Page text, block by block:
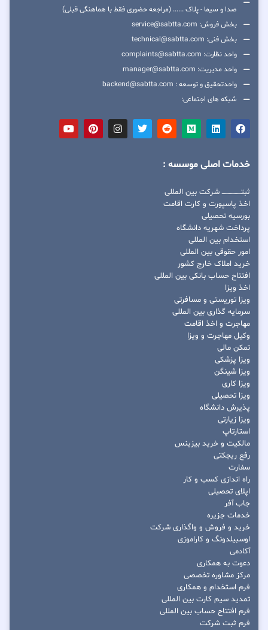
صدا و سیما - پلاک ...... (مراجعه حضوری فقط با هماهنگی قبلی)
بخش فروش: service@sabtta.com
بخش فنی: technical@sabtta.com
واحد نظارت: complaints@sabtta.com
واحد مدیریت: manager@sabtta.com
واحدتحقیق و توسعه : backend@sabtta.com
شبکه های اجتماعی:
خدمات اصلی موسسه :
ثبتــــــــــــــــ شرکت بین المللی
اخذ پاسپورت و کارت اقامت
بورسیه تحصیلی
پرداخت شهریه دانشگاه
استخدام بین المللی
امور حقوقی بین المللی
خرید املاک خارج کشور
افتتاح حساب بانکی بین المللی
اخذ ویزا
ویزا توریستی و مسافرتی
سرمایه گذاری بین المللی
مهاجرت و اخذ اقامت
وکیل مهاجرت و ویزا
تمکن مالی
ویزا پزشکی
ویزا شینگن
ویزا کاری
ویزا تحصیلی
پذیرش دانشگاه
ویزا زیارتی
استارتاپ
مالکیت و خرید بیزینس
رفع ریجکتی
سفارت
راه اندازی کسب و کار
اپلای تحصیلی
جاب آفر
خدمات جزیره
خرید و فروش و واگذاری شرکت
اوسبیلدونگ و کاراموزی
آکادمی
دعوت به همکاری
مرکز مشاوره تخصصی
فرم استخدام و همکاری
تمدید سیم کارت بین المللی
فرم افتتاح حساب بین المللی
فرم ثبت شرکت